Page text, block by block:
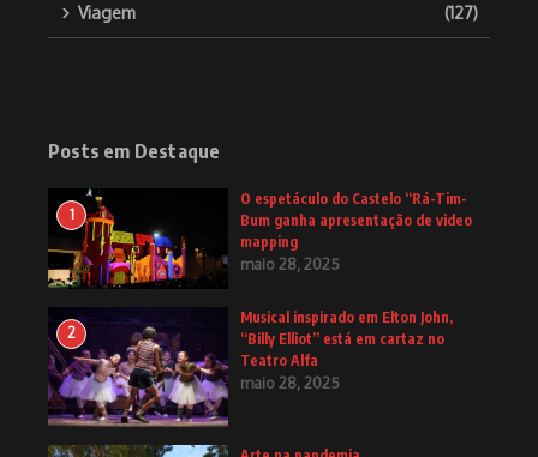
Viagem (127)
Posts em Destaque
1
O espetáculo do Castelo “Rá-Tim-
Bum ganha apresentação de video
mapping
maio 28, 2025
2
Musical inspirado em Elton John,
“Billy Elliot” está em cartaz no
Teatro Alfa
maio 28, 2025